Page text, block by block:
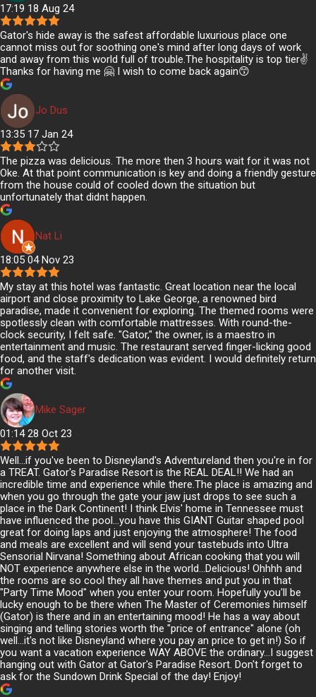
17:19 18 Aug 24
Gator's hide away is the safest affordable luxurious place one
cannot miss out for soothing one's mind after long days of work
and away from this world full of trouble.The hospitality is top tier✌️
Thanks for having me 🤗 I wish to come back again😙
Jo Dus
13:35 17 Jan 24
The pizza was delicious. The more then 3 hours wait for it was not
Oke. At that point communication is key and doing a friendly gesture
from the house could of cooled down the situation but
unfortunately that didnt happen.
Nat Li
18:05 04 Nov 23
My stay at this hotel was fantastic. Great location near the local
airport and close proximity to Lake George, a renowned bird
paradise, made it convenient for exploring. The themed rooms were
spotlessly clean with comfortable mattresses. With round-the-
clock security, I felt safe. "Gator," the owner, is a maestro in
entertainment and music. The restaurant served finger-licking good
food, and the staff's dedication was evident. I would definitely return
for another visit.
Mike Sager
01:14 28 Oct 23
Well...if you've been to Disneyland's Adventureland then you're in for
a TREAT. Gator's Paradise Resort is the REAL DEAL!! We had an
incredible time and experience while there.The place is amazing and
when you go through the gate your jaw just drops to see such a
place in the Dark Continent! I think Elvis' home in Tennessee must
have influenced the pool...you have this GIANT Guitar shaped pool
great for doing laps and just enjoying the atmosphere! The food
and meals are excellent and will send your tastebuds into Ultra
Sensorial Nirvana! Something about African cooking that you will
NOT experience anywhere else in the world...Delicious! Ohhhh and
the rooms are so cool they all have themes and put you in that
"Party Time Mood" when you enter your room. Hopefully you'll be
lucky enough to be there when The Master of Ceremonies himself
(Gator) is there and in an entertaining mood! He has a way about
singing and telling stories worth the "price of entrance" alone (oh
well...it's not like Disneyland where you pay an price to get in!) So if
you want a vacation experience WAY ABOVE the ordinary...I suggest
hanging out with Gator at Gator's Paradise Resort. Don't forget to
ask for the Sundown Drink Special of the day! Enjoy!